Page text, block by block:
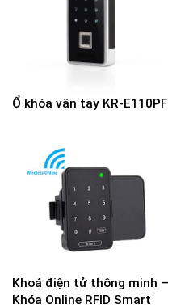
Ổ khóa vân tay KR-E110PF
Khoá điện tử thông minh –
Khóa Online RFID Smart